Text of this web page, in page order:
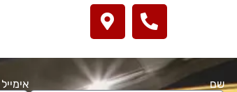
שם אימייל